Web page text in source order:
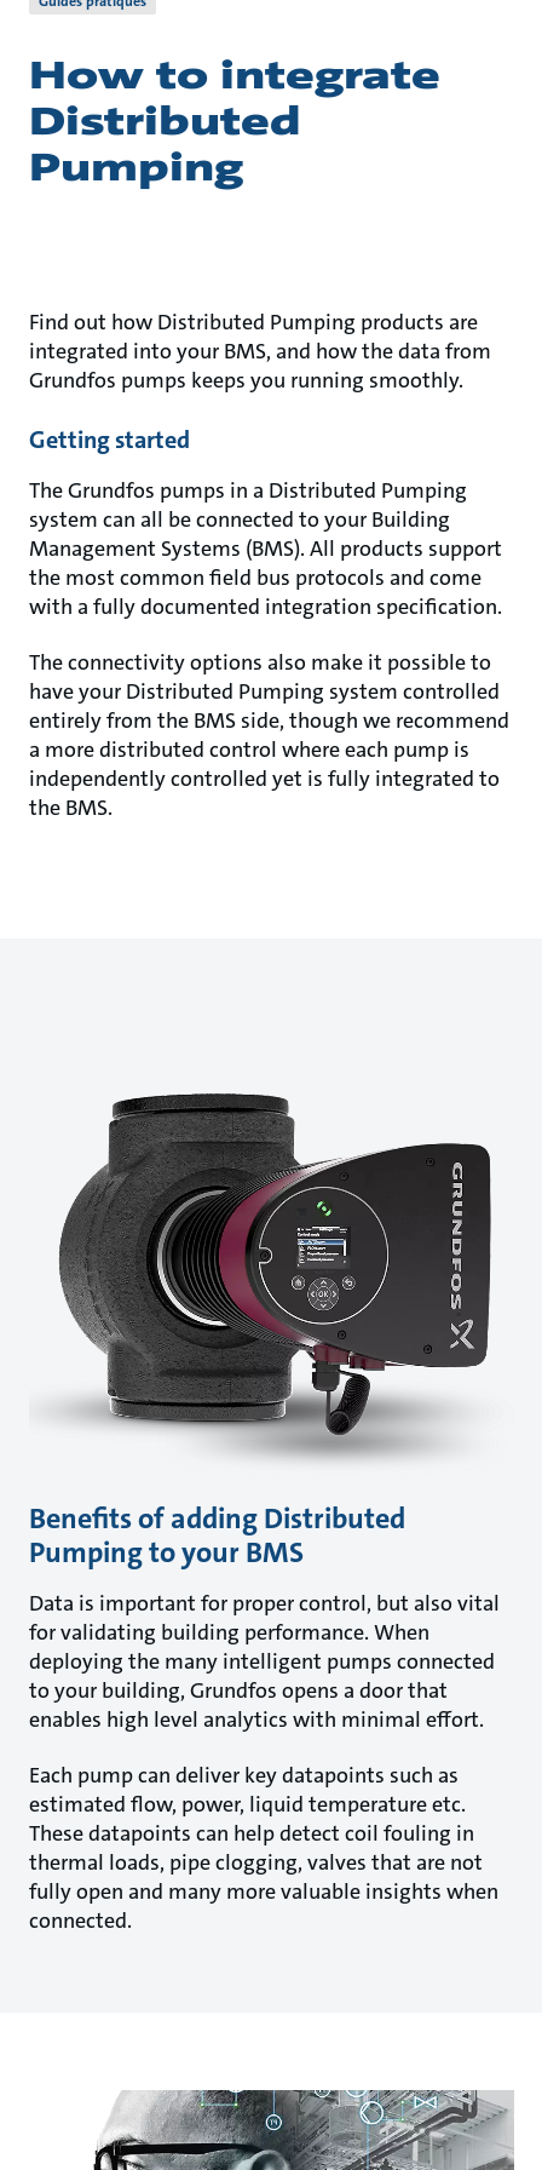
How to integrate
Distributed
Pumping
Find out how Distributed Pumping products are
integrated into your BMS, and how the data from
Grundfos pumps keeps you running smoothly.
Getting started
The Grundfos pumps in a Distributed Pumping
system can all be connected to your Building
Management Systems (BMS). All products support
the most common field bus protocols and come
with a fully documented integration specification.
The connectivity options also make it possible to
have your Distributed Pumping system controlled
entirely from the BMS side, though we recommend
a more distributed control where each pump is
independently controlled yet is fully integrated to
the BMS.
Benefits of adding Distributed
Pumping to your BMS
Data is important for proper control, but also vital
for validating building performance. When
deploying the many intelligent pumps connected
to your building, Grundfos opens a door that
enables high level analytics with minimal effort.
Each pump can deliver key datapoints such as
estimated flow, power, liquid temperature etc.
These datapoints can help detect coil fouling in
thermal loads, pipe clogging, valves that are not
fully open and many more valuable insights when
connected.